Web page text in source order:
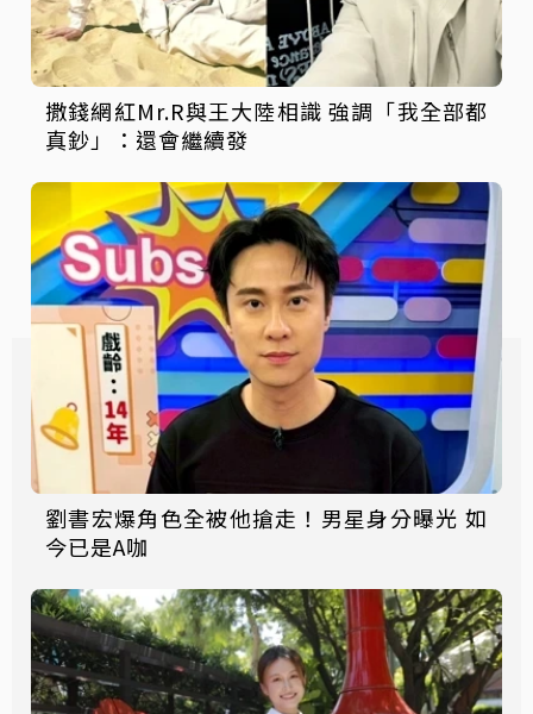
撒錢網紅Mr.R與王大陸相識 強調「我全部都
真鈔」：還會繼續發
劉書宏爆角色全被他搶走！男星身分曝光 如
今已是A咖